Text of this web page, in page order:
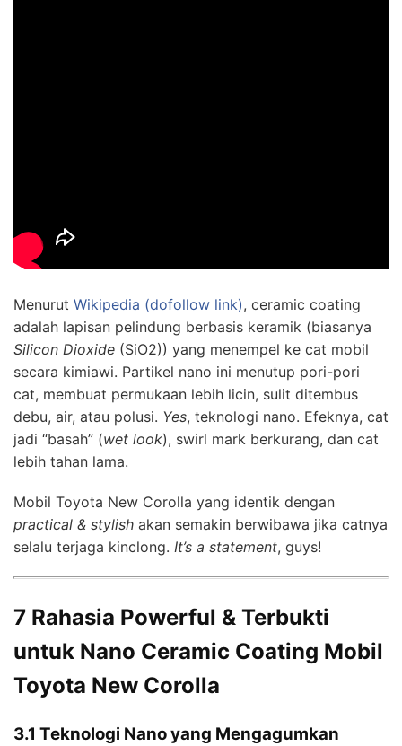
Menurut Wikipedia (dofollow link), ceramic coating
adalah lapisan pelindung berbasis keramik (biasanya
Silicon Dioxide (SiO2)) yang menempel ke cat mobil
secara kimiawi. Partikel nano ini menutup pori-pori
cat, membuat permukaan lebih licin, sulit ditembus
debu, air, atau polusi. Yes, teknologi nano. Efeknya, cat
jadi “basah” (wet look), swirl mark berkurang, dan cat
lebih tahan lama.
Mobil Toyota New Corolla yang identik dengan
practical & stylish akan semakin berwibawa jika catnya
selalu terjaga kinclong. It’s a statement, guys!
7 Rahasia Powerful & Terbukti
untuk Nano Ceramic Coating Mobil
Toyota New Corolla
3.1 Teknologi Nano yang Mengagumkan